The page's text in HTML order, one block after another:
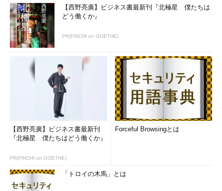
【西野亮廣】ビジネス書最新刊『北極星 僕たちは
どう働くか』
PR(FINCHI on GOETHE)
【西野亮廣】ビジネス書最新刊
『北極星 僕たちはどう働くか』
PR(FINCHI on GOETHE)
Forceful Browsingとは
「トロイの木馬」とは